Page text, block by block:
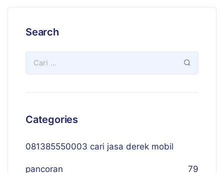
Search
Categories
081385550003 cari jasa derek mobil
pancoran 79